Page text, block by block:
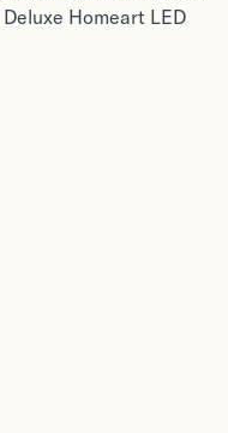
Homeart LED